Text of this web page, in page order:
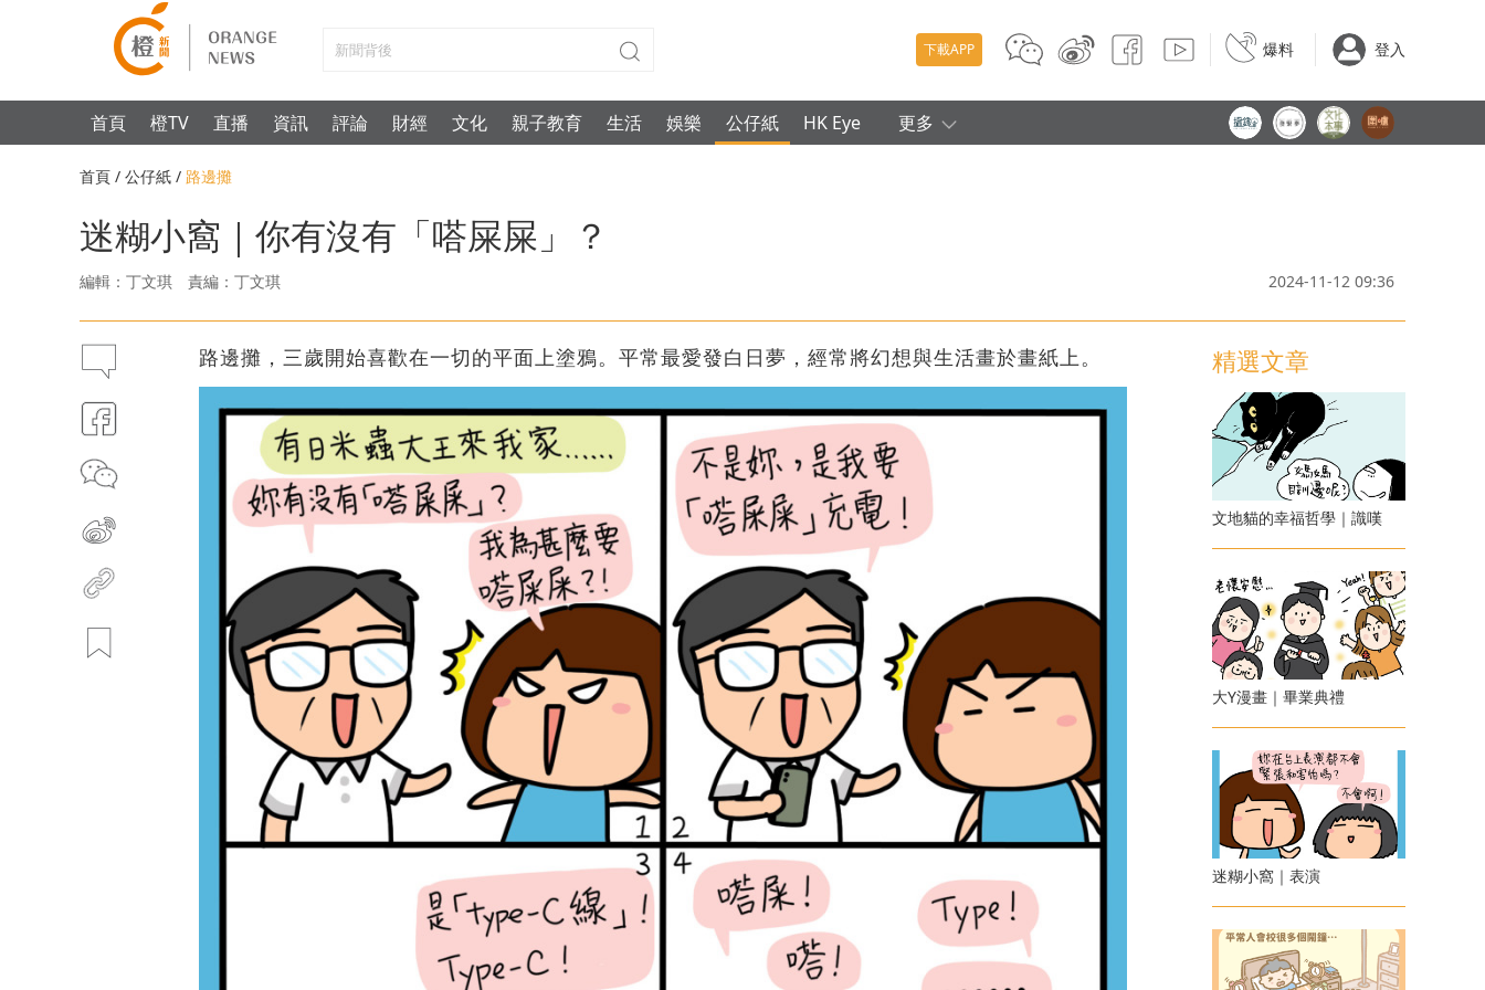
下載APP 爆料 登入
首頁 橙TV 直播 資訊 評論 財經 文化 親子教育 生活 娛樂 公仔紙 HK Eye 更多
首頁 / 公仔紙 / 路邊攤
迷糊小窩｜你有沒有「嗒屎屎」？
編輯：丁文琪 責編：丁文琪 2024-11-12 09:36
路邊攤，三歲開始喜歡在一切的平面上塗鴉。平常最愛發白日夢，經常將幻想與生活畫於畫紙上。 精選文章
文地貓的幸福哲學｜識嘆
大Y漫畫｜畢業典禮
迷糊小窩｜表演